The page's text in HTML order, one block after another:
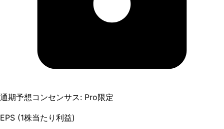
通期予想コンセンサス: Pro限定
EPS (1株当たり利益)